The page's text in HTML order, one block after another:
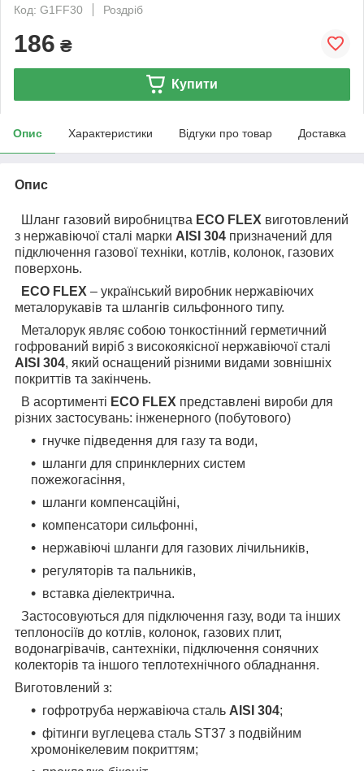
Код: G1FF30
Роздріб
186 ₴
Купити
Опис Характеристики Відгуки про товар Доставка
Опис
Шланг газовий виробництва ECO FLEX виготовлений
з нержавіючої сталі марки AISI 304 призначений для
підключення газової техніки, котлів, колонок, газових
поверхонь.
ECO FLEX – український виробник нержавіючих
металорукавів та шлангів сильфонного типу.
Металорук являє собою тонкостінний герметичний
гофрований виріб з високоякісної нержавіючої сталі
AISI 304, який оснащений різними видами зовнішніх
покриттів та закінчень.
В асортименті ECO FLEX представлені вироби для
різних застосувань: інженерного (побутового)
гнучке підведення для газу та води,
шланги для спринклерних систем
пожежогасіння,
шланги компенсаційні,
компенсатори сильфонні,
нержавіючі шланги для газових лічильників,
регуляторів та пальників,
вставка діелектрична.
Застосовуються для підключення газу, води та інших
теплоносіїв до котлів, колонок, газових плит,
водонагрівачів, сантехніки, підключення сонячних
колекторів та іншого теплотехнічного обладнання.
Виготовлений з:
гофротруба нержавіюча сталь AISI 304;
фітинги вуглецева сталь ST37 з подвійним
хромонікелевим покриттям;